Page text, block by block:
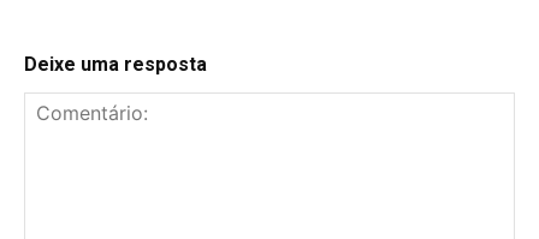
Deixe uma resposta